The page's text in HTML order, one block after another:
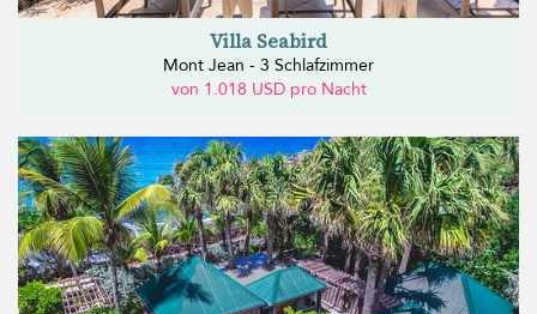
Villa Seabird
Mont Jean - 3 Schlafzimmer
von 1.018 USD pro Nacht